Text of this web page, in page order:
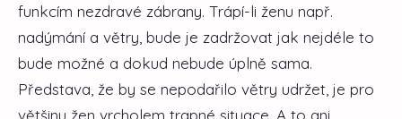
funkcím nezdravé zábrany. Trápí-li ženu např.
nadýmání a větry, bude je zadržovat jak nejdéle to
bude možné a dokud nebude úplně sama.
Představa, že by se nepodařilo větry udržet, je pro
většinu žen vrcholem trapné situace. A to ani